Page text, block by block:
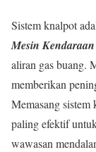
Sistem knalpot
Mesin Kendaraan
aliran gas buang.
memberikan
Memasang sistem
paling efektif
wawasan